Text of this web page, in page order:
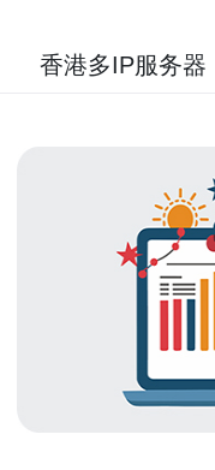
香港多IP服务器